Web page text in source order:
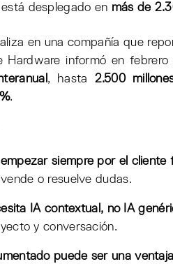
desplegado en más de
en una compañía que
Hardware informó en
, hasta 2.500
.
siempre por el cliente
o resuelve dudas.
IA contextual, no IA
y conversación.
puede ser una